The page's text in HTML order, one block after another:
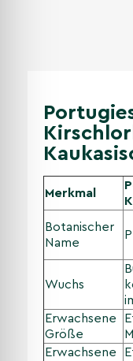
Merkmal
Botanischer
Name
Wuchs
Erwachsene
Größe
Erwachsene